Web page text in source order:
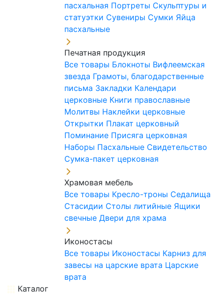
пасхальная Портреты Скульптуры и
статуэтки Сувениры Сумки Яйца
пасхальные
Печатная продукция
Все товары Блокноты Вифлеемская
звезда Грамоты, благодарственные
письма Закладки Календари
церковные Книги православные
Молитвы Наклейки церковные
Открытки Плакат церковный
Поминание Присяга церковная
Наборы Пасхальные Свидетельство
Сумка-пакет церковная
Храмовая мебель
Все товары Кресло-троны Седалища
Стасидии Столы литийные Ящики
свечные Двери для храма
Иконостасы
Все товары Иконостасы Карниз для
завесы на царские врата Царские
врата
Каталог